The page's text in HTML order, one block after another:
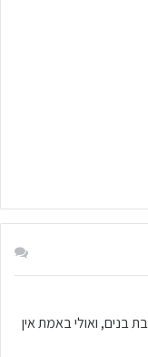
בנים, ואולי באמת אין